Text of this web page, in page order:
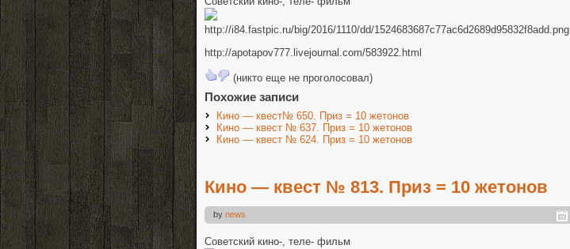
http://i84.fastpic.ru/big/2016/1110/dd/1524683687c77ac6d2689d95832f8add.png
http://apotapov777.livejournal.com/583922.html
(никто еще не проголосовал)
Похожие записи
Кино — квест№ 650. Приз = 10 жетонов
Кино — квест № 637. Приз = 10 жетонов
Кино — квест № 624. Приз = 10 жетонов
Кино — квест № 813. Приз = 10 жетонов
by news
Советский кино-, теле- фильм